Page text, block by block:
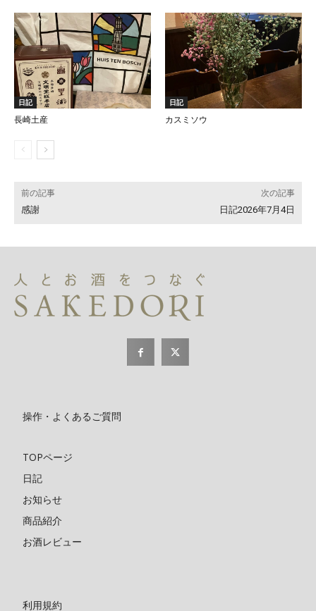
日記
長崎土産
日記
カスミソウ
前の記事
感謝
次の記事
日記2026年7月4日
操作・よくあるご質問
TOPページ
日記
お知らせ
商品紹介
お酒レビュー
利用規約